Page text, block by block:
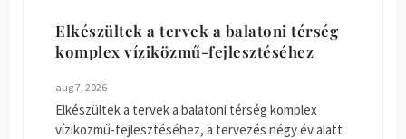
Elkészültek a tervek a balatoni térség
komplex víziközmű-fejlesztéséhez
aug 7, 2026
Elkészültek a tervek a balatoni térség komplex
víziközmű-fejlesztéséhez, a tervezés négy év alatt